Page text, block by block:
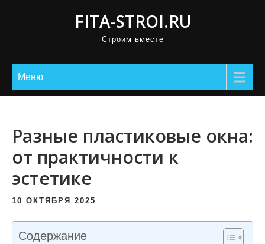
FITA-STROI.RU
Строим вместе
Меню
Разные пластиковые окна:
от практичности к
эстетике
10 ОКТЯБРЯ 2025
Содержание